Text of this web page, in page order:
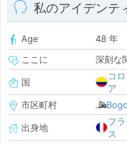
私のアイデンテ
Age
48 年
ここに
深刻な
国
コ
ア
市区町村
出身地
フ
ス